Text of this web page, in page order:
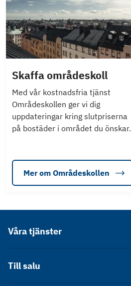
Skaffa områdeskoll
Med vår kostnadsfria tjänst
Områdeskollen ger vi dig
uppdateringar kring slutpriserna
på bostäder i området du önskar.
Mer om Områdeskollen
Våra tjänster
Försprång
Till salu